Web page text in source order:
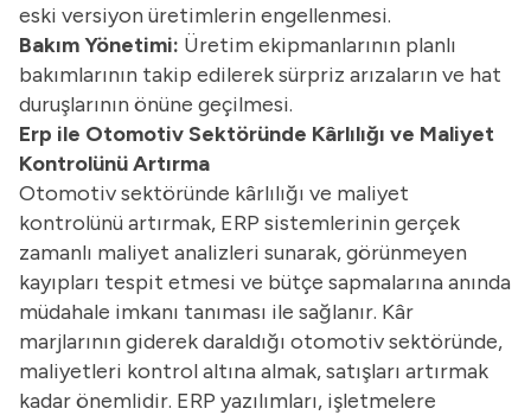
eski versiyon üretimlerin engellenmesi.
Bakım Yönetimi: Üretim ekipmanlarının planlı
bakımlarının takip edilerek sürpriz arızaların ve hat
duruşlarının önüne geçilmesi.
Erp ile Otomotiv Sektöründe Kârlılığı ve Maliyet
Kontrolünü Artırma
Otomotiv sektöründe kârlılığı ve maliyet
kontrolünü artırmak, ERP sistemlerinin gerçek
zamanlı maliyet analizleri sunarak, görünmeyen
kayıpları tespit etmesi ve bütçe sapmalarına anında
müdahale imkanı tanıması ile sağlanır. Kâr
marjlarının giderek daraldığı otomotiv sektöründe,
maliyetleri kontrol altına almak, satışları artırmak
kadar önemlidir. ERP yazılımları, işletmelere